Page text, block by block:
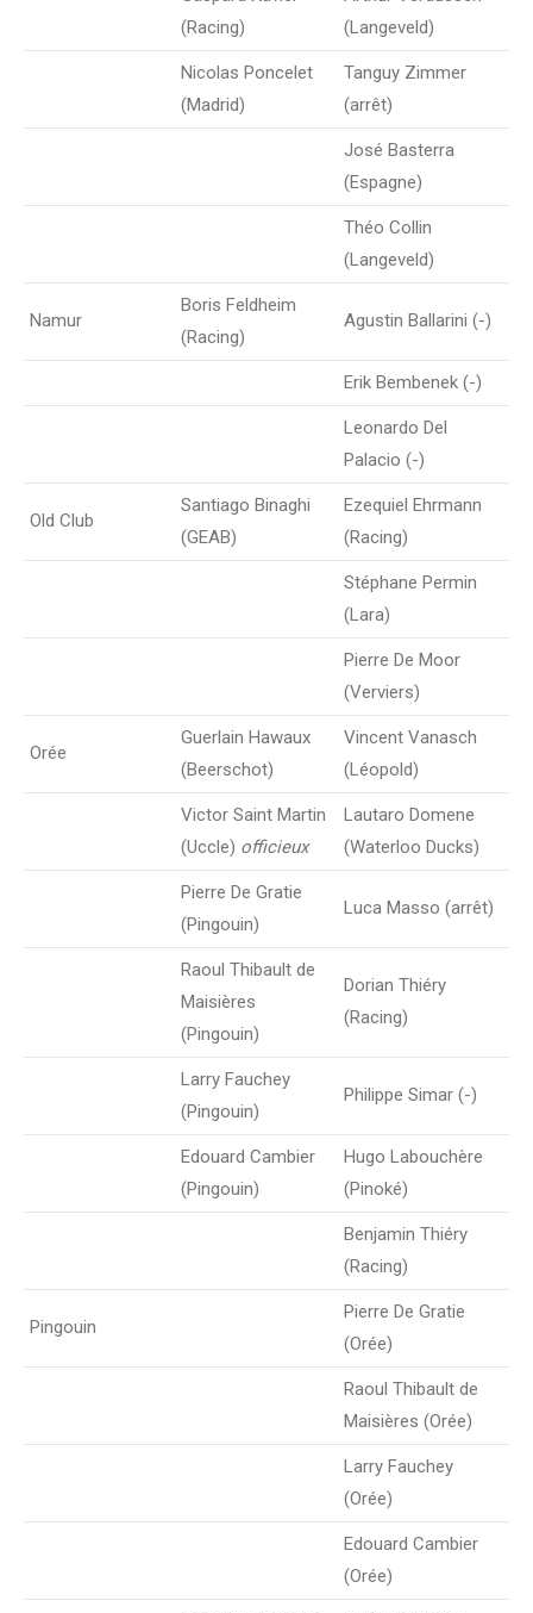
(Racing)
(Langeveld)
Nicolas Poncelet
(Madrid)
Tanguy Zimmer
(arrêt)
José Basterra
(Espagne)
Théo Collin
(Langeveld)
Namur
Boris Feldheim
(Racing)
Agustin Ballarini (-)
Erik Bembenek (-)
Leonardo Del
Palacio (-)
Old Club
Santiago Binaghi
(GEAB)
Ezequiel Ehrmann
(Racing)
Stéphane Permin
(Lara)
Pierre De Moor
(Verviers)
Orée
Guerlain Hawaux
(Beerschot)
Vincent Vanasch
(Léopold)
Victor Saint Martin
(Uccle) officieux
Lautaro Domene
(Waterloo Ducks)
Pierre De Gratie
(Pingouin)
Luca Masso (arrêt)
Raoul Thibault de
Maisières
(Pingouin)
Dorian Thiéry
(Racing)
Larry Fauchey
(Pingouin)
Philippe Simar (-)
Edouard Cambier
(Pingouin)
Hugo Labouchère
(Pinoké)
Benjamin Thiéry
(Racing)
Pingouin
Pierre De Gratie
(Orée)
Raoul Thibault de
Maisières (Orée)
Larry Fauchey
(Orée)
Edouard Cambier
(Orée)